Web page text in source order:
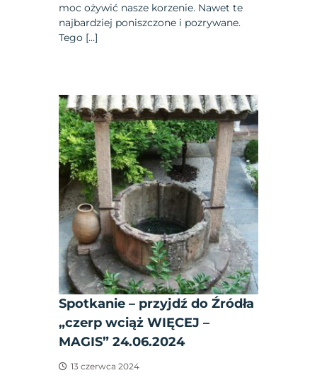
moc ożywić nasze korzenie. Nawet te
najbardziej poniszczone i pozrywane.
Tego […]
Spotkanie – przyjdź do Źródła
„czerp wciąż WIĘCEJ –
MAGIS” 24.06.2024
13 czerwca 2024